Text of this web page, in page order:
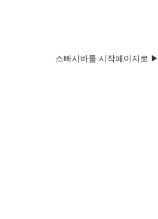
스빠시바를 시작페이지로 ▶